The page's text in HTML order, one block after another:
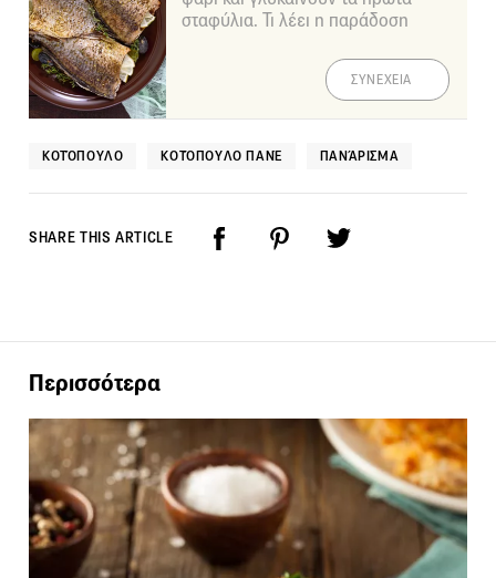
σταφύλια. Τι λέει η παράδοση
ΣΥΝΕΧΕΙΑ
ΚΟΤΌΠΟΥΛΟ ΚΟΤΌΠΟΥΛΟ ΠΑΝΈ ΠΑΝΆΡΙΣΜΑ
SHARE THIS ARTICLE
Περισσότερα